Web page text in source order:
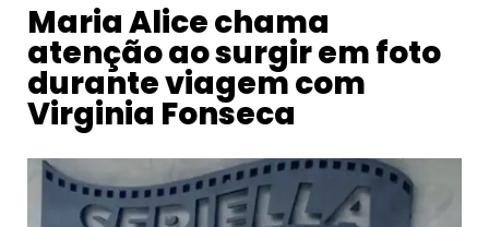
Maria Alice chama
atenção ao surgir em foto
durante viagem com
Virginia Fonseca